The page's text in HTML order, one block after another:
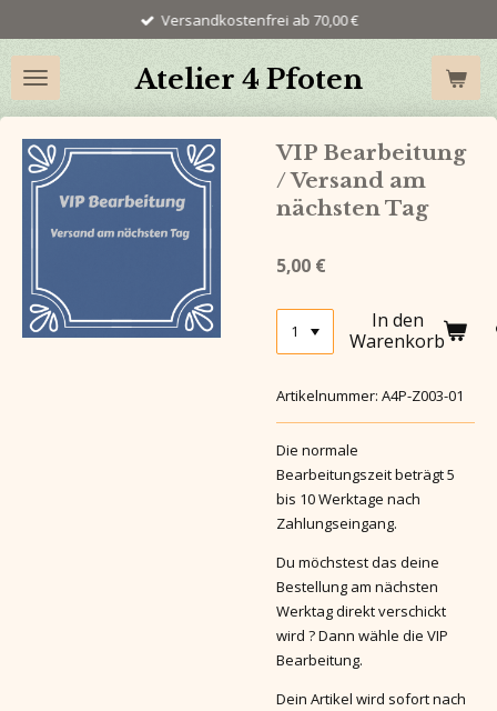
springen
Atelier 4 Pfoten
Versandkostenfrei ab 70,00 €
VIP Bearbeitung
/ Versand am
nächsten Tag
5,00 €
In den
Warenkorb
Artikelnummer: A4P-Z003-01
Die normale
Bearbeitungszeit beträgt 5
bis 10 Werktage nach
Zahlungseingang.
Du möchstest das deine
Bestellung am nächsten
Werktag direkt verschickt
wird ? Dann wähle die VIP
Bearbeitung.
Dein Artikel wird sofort nach